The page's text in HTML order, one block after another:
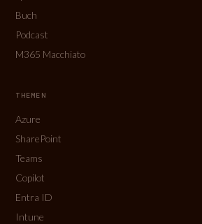
Buch
Podcast
M365 Macchiato
THEMEN
Azure
SharePoint
Teams
Copilot
Entra ID
Intune